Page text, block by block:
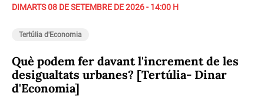
DIMARTS 08 DE SETEMBRE DE 2026 - 14:00 H
Tertúlia d'Economia
Què podem fer davant l'increment de les
desigualtats urbanes? [Tertúlia- Dinar
d'Economia]